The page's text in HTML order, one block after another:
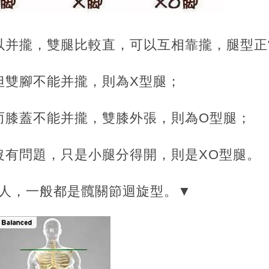
攏，雙腿比較直，可以互相靠攏，腿型
腳不能并攏，則為X型腿；
蓋不能并攏，雙膝外張，則為O型腿；
問題，只是小腿分得開，則是XO型腿。
，一般都是髖關節迴旋型。▼